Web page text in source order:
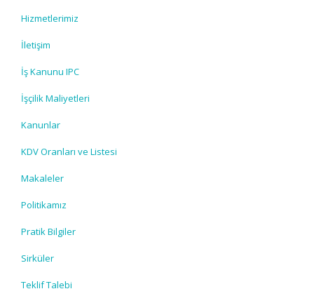
Hizmetlerimiz
İletişim
İş Kanunu IPC
İşçilik Maliyetleri
Kanunlar
KDV Oranları ve Listesi
Makaleler
Politikamız
Pratik Bilgiler
Sirküler
Teklif Talebi